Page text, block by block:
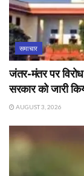
समाचार
जंतर-मंतर पर
सरकार को जारी
AUGUST 3, 2026